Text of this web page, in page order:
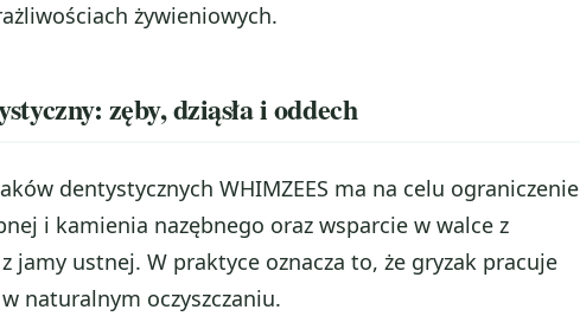
żywieniowych.
zęby, dziąsła i oddech
dentystycznych WHIMZEES ma na celu ograniczenie
i kamienia nazębnego oraz wsparcie w walce z
jamy ustnej. W praktyce oznacza to, że gryzak pracuje
naturalnym oczyszczaniu.